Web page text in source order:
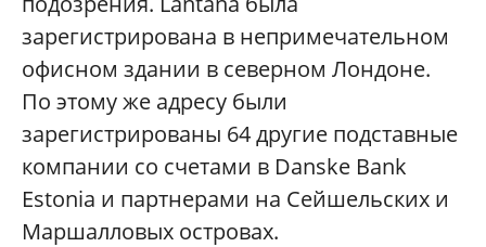
зарегистрирована в непримечательном
офисном здании в северном Лондоне.
По этому же адресу были
зарегистрированы 64 другие подставные
компании со счетами в Danske Bank
Estonia и партнерами на Сейшельских и
Маршалловых островах.